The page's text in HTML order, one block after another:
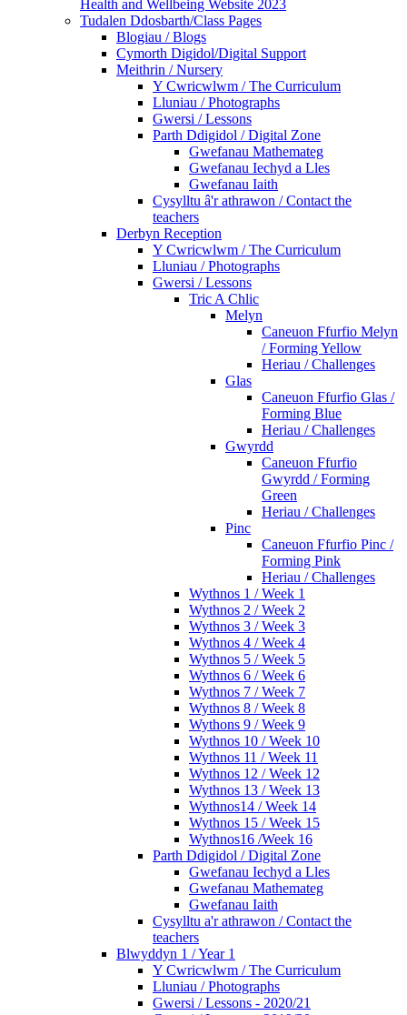
Health and Wellbeing Website 2023
Tudalen Ddosbarth/Class Pages
Blogiau / Blogs
Cymorth Digidol/Digital Support
Meithrin / Nursery
Y Cwricwlwm / The Curriculum
Lluniau / Photographs
Gwersi / Lessons
Parth Ddigidol / Digital Zone
Gwefanau Mathemateg
Gwefanau Iechyd a Lles
Gwefanau Iaith
Cysylltu â'r athrawon / Contact the
teachers
Derbyn Reception
Y Cwricwlwm / The Curriculum
Lluniau / Photographs
Gwersi / Lessons
Tric A Chlic
Melyn
Caneuon Ffurfio Melyn
/ Forming Yellow
Heriau / Challenges
Glas
Caneuon Ffurfio Glas /
Forming Blue
Heriau / Challenges
Gwyrdd
Caneuon Ffurfio
Gwyrdd / Forming
Green
Heriau / Challenges
Pinc
Caneuon Ffurfio Pinc /
Forming Pink
Heriau / Challenges
Wythnos 1 / Week 1
Wythnos 2 / Week 2
Wythnos 3 / Week 3
Wythnos 4 / Week 4
Wythnos 5 / Week 5
Wythnos 6 / Week 6
Wythnos 7 / Week 7
Wythnos 8 / Week 8
Wythons 9 / Week 9
Wythnos 10 / Week 10
Wythnos 11 / Week 11
Wythnos 12 / Week 12
Wythnos 13 / Week 13
Wythnos14 / Week 14
Wythnos 15 / Week 15
Wythnos16 /Week 16
Parth Ddigidol / Digital Zone
Gwefanau Iechyd a Lles
Gwefanau Mathemateg
Gwefanau Iaith
Cysylltu a'r athrawon / Contact the
teachers
Blwyddyn 1 / Year 1
Y Cwricwlwm / The Curriculum
Lluniau / Photographs
Gwersi / Lessons - 2020/21